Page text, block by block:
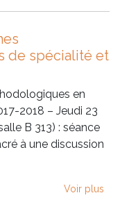
de spécialité et
en
2018 – Jeudi 23
B 313) : séance
à une discussion
Voir plus